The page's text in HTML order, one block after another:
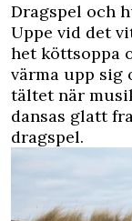
Dragspel och
Uppe vid det
het köttsoppa
värma upp sig
tältet när
dansas glatt
dragspel.